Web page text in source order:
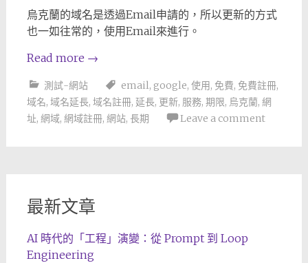
烏克蘭的域名是透過Email申請的，所以更新的方式
也一如往常的，使用Email來進行。
Read more →
測試-網站 email, google, 使用, 免費, 免費註冊,
域名, 域名延長, 域名註冊, 延長, 更新, 服務, 期限, 烏克蘭, 網
址, 網域, 網域註冊, 網站, 長期 Leave a comment
最新文章
AI 時代的「工程」演變：從 Prompt 到 Loop
Engineering